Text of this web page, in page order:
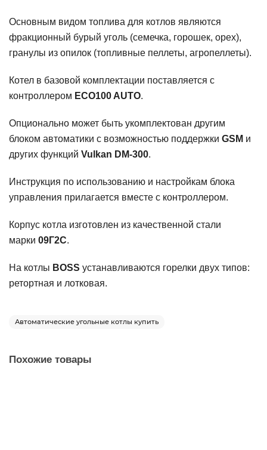
Основным видом топлива для котлов являются
фракционный бурый уголь (семечка, горошек, орех),
гранулы из опилок (топливные пеллеты, агропеллеты).
Котел в базовой комплектации поставляется с
контроллером ECO100 AUTO.
Опционально может быть укомплектован другим
блоком автоматики с возможностью поддержки GSM и
других функций Vulkan DM-300.
Инструкция по использованию и настройкам блока
управления прилагается вместе с контроллером.
Корпус котла изготовлен из качественной стали
марки 09Г2С.
На котлы BOSS устанавливаются горелки двух типов:
ретортная и лотковая.
Автоматические угольные котлы купить
Похожие товары